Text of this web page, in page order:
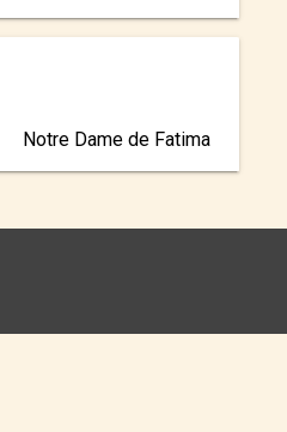
Notre Dame de Fatima